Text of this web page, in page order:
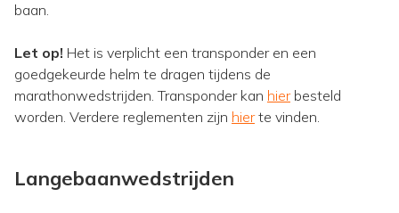
baan.
Let op! Het is verplicht een transponder en een
goedgekeurde helm te dragen tijdens de
marathonwedstrijden. Transponder kan hierbesteld
worden. Verdere reglementen zijn hierte vinden.
Langebaanwedstrijden